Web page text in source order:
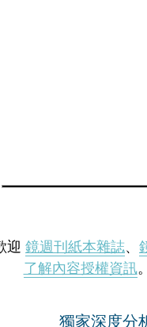
迎 鏡週刊紙本雜誌、
了解內容授權資訊。
獨家深度分